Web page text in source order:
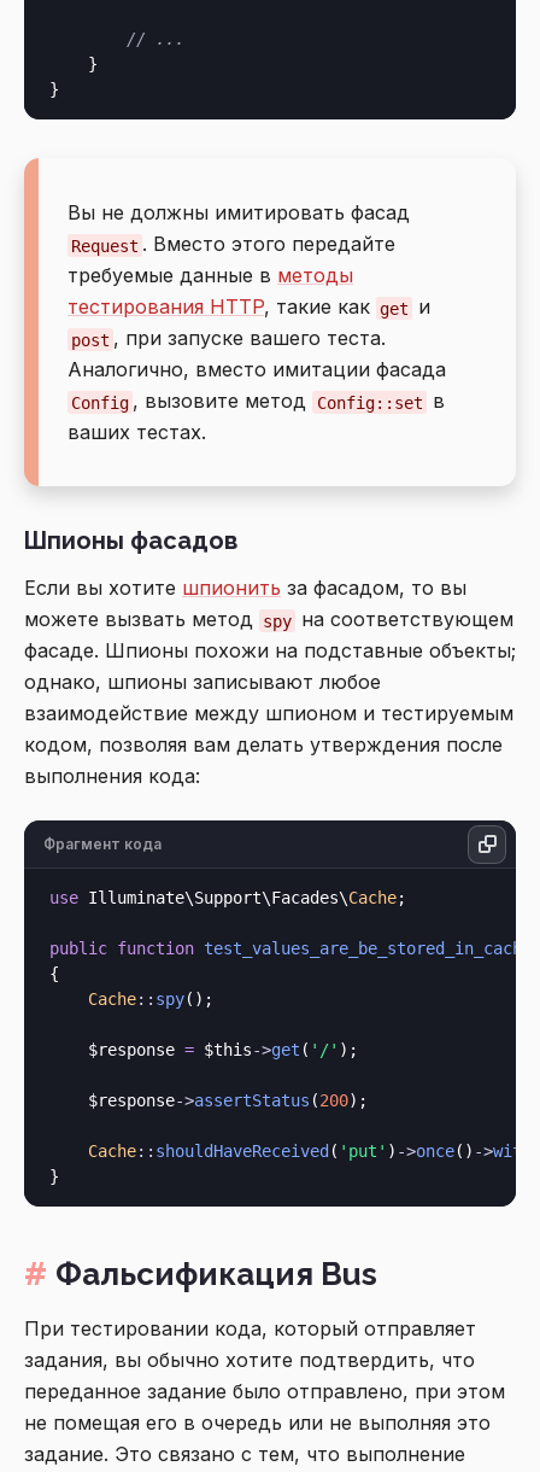
// ...
    }
Вы не должны имитировать фасад
Request . Вместо этого передайте
требуемые данные в методы
тестирования HTTP, такие как get и
post , при запуске вашего теста.
Аналогично, вместо имитации фасада
Config , вызовите метод Config::set
в
ваших тестах.
Шпионы фасадов
Если вы хотите шпионить за фасадом, то вы
можете вызвать метод spy на соответствующем
фасаде. Шпионы похожи на подставные объекты;
однако, шпионы записывают любое
взаимодействие между шпионом и тестируемым
кодом, позволяя вам делать утверждения после
выполнения кода:
Фрагмент кода
use Illuminate\Support\Facades\Cache;
public function test_values_are_be_stored_in_cache
{
Cache:: spy();
    $response
= $this->get ( '/' );
    $response
->assertStatus (200);
Cache:: shouldHaveReceived ( 'put' ) ->once() ->with
Фальсификация Bus
При тестировании кода, который отправляет
задания, вы обычно хотите подтвердить, что
переданное задание было отправлено, при этом
не помещая его в очередь или не выполняя это
задание. Это связано с тем, что выполнение